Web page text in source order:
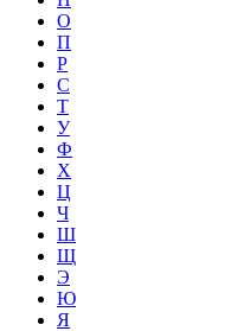
О
П
Р
С
Т
У
Ф
Х
Ц
Ч
Ш
Щ
Э
Ю
Я